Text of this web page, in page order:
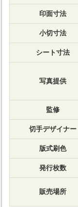
印面寸法
小切寸法
シート寸法
写真提供
監修
切手デザイナー
版式刷色
発行枚数
販売場所